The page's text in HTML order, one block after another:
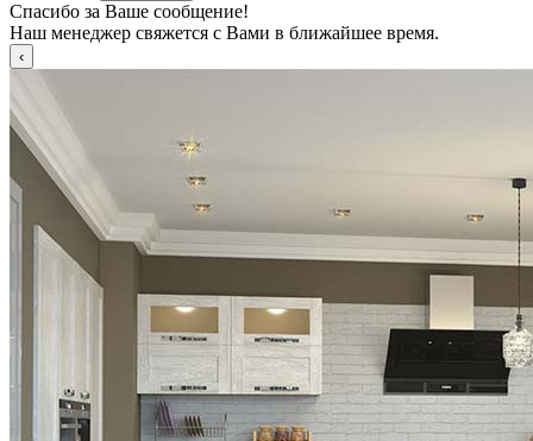
Спасибо за Ваше сообщение!
Наш менеджер свяжется с Вами в ближайшее время.